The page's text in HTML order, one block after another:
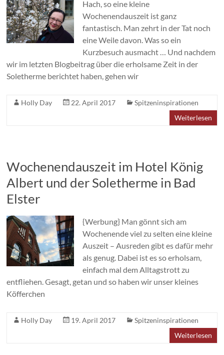
Hach, so eine kleine
Wochenendauszeit ist ganz
fantastisch. Man zehrt in der Tat noch
eine Weile davon. Was so ein
Kurzbesuch ausmacht … Und nachdem
wir im letzten Blogbeitrag über die erholsame Zeit in der
Soletherme berichtet haben, gehen wir
Holly Day 22. April 2017
Spitzeninspirationen
Weiterlesen
Wochenendauszeit im Hotel König
Albert und der Soletherme in Bad
Elster
{Werbung} Man gönnt sich am
Wochenende viel zu selten eine kleine
Auszeit – Ausreden gibt es dafür mehr
als genug. Dabei ist es so erholsam,
einfach mal dem Alltagstrott zu
entfliehen. Gesagt, getan und so haben wir unser kleines
Köfferchen
Holly Day 19. April 2017
Spitzeninspirationen
Weiterlesen